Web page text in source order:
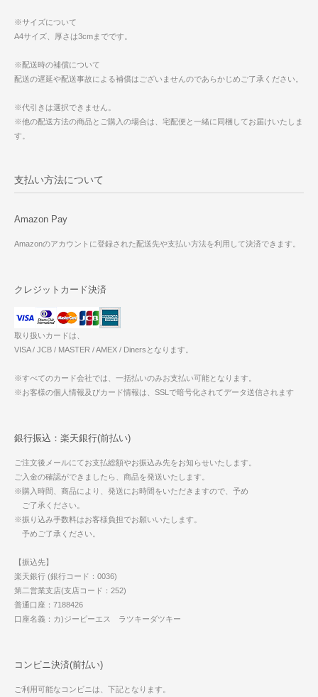
※サイズについて
A4サイズ、厚さは3cmまでです。
※配送時の補償について
配送の遅延や配送事故による補償はございませんのであらかじめご了承ください。
※代引きは選択できません。
※他の配送方法の商品とご購入の場合は、宅配便と一緒に同梱してお届けいたしま
す。
支払い方法について
Amazon Pay
Amazonのアカウントに登録された配送先や支払い方法を利用して決済できます。
クレジットカード決済
取り扱いカードは、
VISA / JCB / MASTER / AMEX / Dinersとなります。
※すべてのカード会社では、一括払いのみお支払い可能となります。
※お客様の個人情報及びカード情報は、SSLで暗号化されてデータ送信されます
銀行振込：楽天銀行(前払い)
ご注文後メールにてお支払総額やお振込み先をお知らせいたします。
ご入金の確認ができましたら、商品を発送いたします。
※購入時間、商品により、発送にお時間をいただきますので、予め
ご了承ください。
※振り込み手数料はお客様負担でお願いいたします。
予めご了承ください。
【振込先】
楽天銀行 (銀行コード：0036)
第二営業支店(支店コード：252)
普通口座：7188426
口座名義：カ)ジーピーエス ラツキーダツキー
コンビニ決済(前払い)
ご利用可能なコンビニは、下記となります。